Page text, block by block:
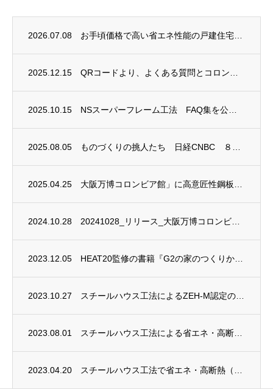
2026.07.08
2025.12.15
2025.10.15
2025.08.05
2025.04.25
2024.10.28
2023.12.05
2023.10.27
2023.08.01
2023.04.20